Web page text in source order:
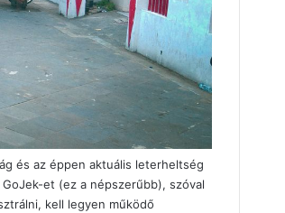
és az éppen aktuális leterheltség
et (ez a népszerűbb), szóval
kell legyen működő